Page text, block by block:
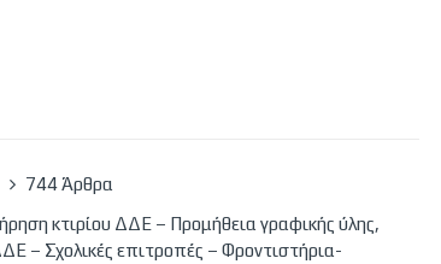
744 Άρθρα
κτιρίου ΔΔΕ – Προμήθεια γραφικής ύλης,
– Σχολικές επιτροπές – Φροντιστήρια-